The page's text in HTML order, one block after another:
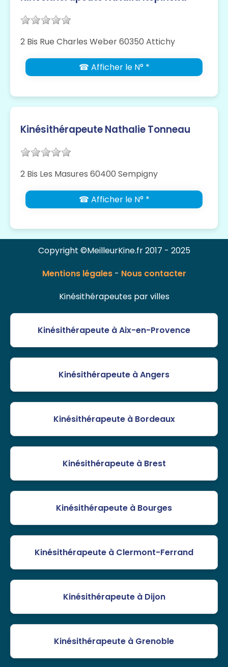
2 Bis Rue Charles Weber 60350 Attichy
☎ Afficher le N° *
Kinésithérapeute Nathalie Tonneau
2 Bis Les Masures 60400 Sempigny
☎ Afficher le N° *
Copyright ©MeilleurKine.fr 2017 - 2025
Mentions légales- Nous contacter
Kinésithérapeutes par villes
Kinésithérapeute à Aix-en-Provence
Kinésithérapeute à Angers
Kinésithérapeute à Bordeaux
Kinésithérapeute à Brest
Kinésithérapeute à Bourges
Kinésithérapeute à Clermont-Ferrand
Kinésithérapeute à Dijon
Kinésithérapeute à Grenoble